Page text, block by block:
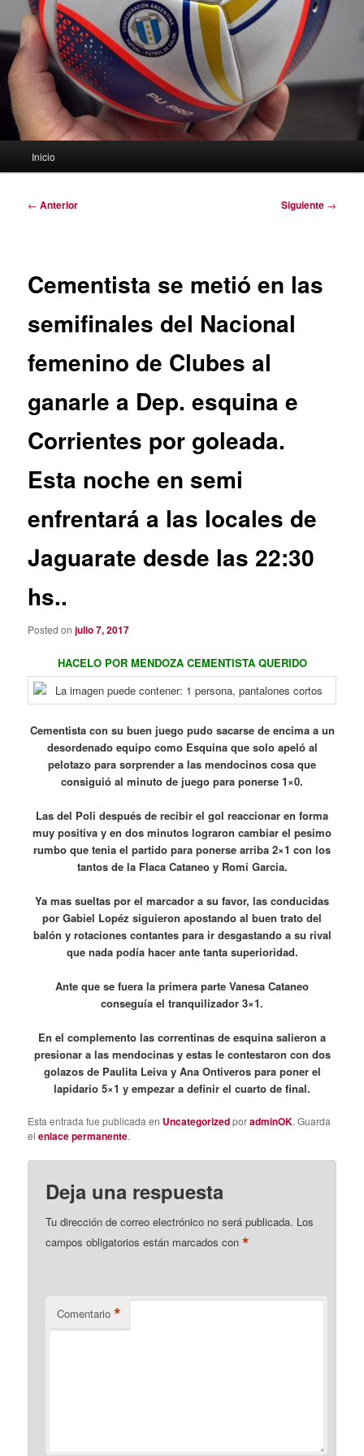
Inicio
Navegación
← Anterior Siguiente →
Cementista se metió en las
semifinales del Nacional
femenino de Clubes al
ganarle a Dep. esquina e
Corrientes por goleada.
Esta noche en semi
enfrentará a las locales de
Jaguarate desde las 22:30
hs..
Posted onjulio 7, 2017
HACELO POR MENDOZA CEMENTISTA QUERIDO
Cementista con su buen juego pudo sacarse de encima a un
desordenado equipo como Esquina que solo apeló al
pelotazo para sorprender a las mendocinos cosa que
consiguió al minuto de juego para ponerse 1×0.
Las del Poli después de recibir el gol reaccionar en forma
muy positiva y en dos minutos lograron cambiar el pesimo
rumbo que tenia el partido para ponerse arriba 2×1 con los
tantos de la Flaca Cataneo y Romi Garcia.
Ya mas sueltas por el marcador a su favor, las conducidas
por Gabiel Lopéz siguieron apostando al buen trato del
balón y rotaciones contantes para ir desgastando a su rival
que nada podía hacer ante tanta superioridad.
Ante que se fuera la primera parte Vanesa Cataneo
conseguía el tranquilizador 3×1.
En el complemento las correntinas de esquina salieron a
presionar a las mendocinas y estas le contestaron con dos
golazos de Paulita Leiva y Ana Ontiveros para poner el
lapidario 5×1 y empezar a definir el cuarto de final.
Esta entrada fue publicada en UncategorizedporadminOK. Guarda
elenlace permanente.
Deja una respuesta
Tu dirección de correo electrónico no será publicada. Los
campos obligatorios están marcados con*
Comentario *